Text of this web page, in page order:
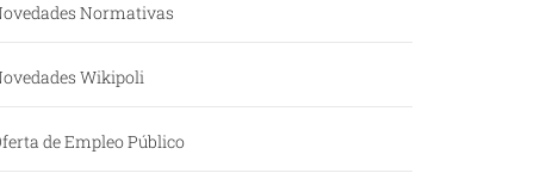
Normativas
Wikipoli
de Empleo Público